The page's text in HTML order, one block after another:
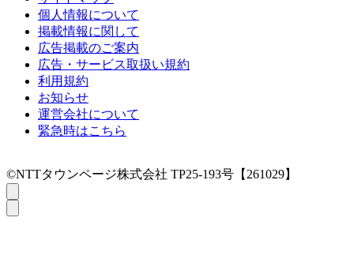
個人情報について
掲載情報に関して
広告掲載のご案内
広告・サービス取扱い規約
利用規約
お知らせ
運営会社について
緊急時はこちら
©NTTタウンページ株式会社 TP25-193号【261029】